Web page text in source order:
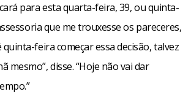
para esta quarta-feira, 39, ou quinta-
que me trouxesse os pareceres,
feira começar essa decisão, talvez
mesmo”, disse. “Hoje não vai dar